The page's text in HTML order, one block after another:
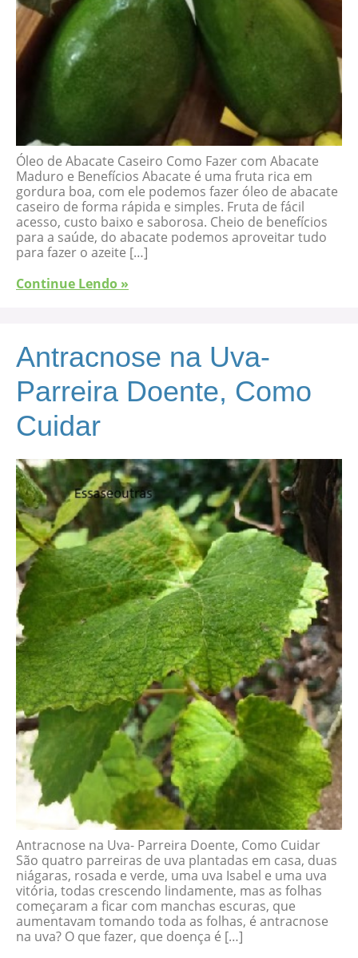
Óleo de Abacate Caseiro Como Fazer com Abacate
Maduro e Benefícios Abacate é uma fruta rica em
gordura boa, com ele podemos fazer óleo de abacate
caseiro de forma rápida e simples. Fruta de fácil
acesso, custo baixo e saborosa. Cheio de benefícios
para a saúde, do abacate podemos aproveitar tudo
para fazer o azeite […]
Continue Lendo »
Antracnose na Uva-
Parreira Doente, Como
Cuidar
Antracnose na Uva- Parreira Doente, Como Cuidar
São quatro parreiras de uva plantadas em casa, duas
niágaras, rosada e verde, uma uva Isabel e uma uva
vitória, todas crescendo lindamente, mas as folhas
começaram a ficar com manchas escuras, que
aumentavam tomando toda as folhas, é antracnose
na uva? O que fazer, que doença é […]